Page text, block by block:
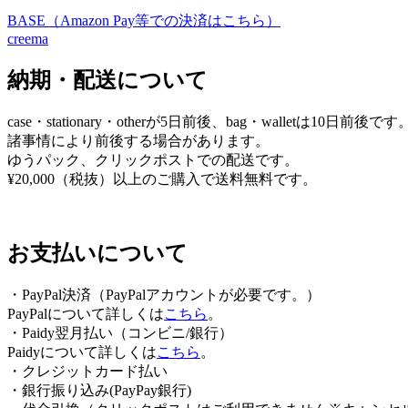
ビ
ー
シ
ョ
ン
BASE（Amazon Pay等での決済はこちら）
creema
納期・配送について
case・stationary・otherが5日前後、bag・walletは10日前後です
諸事情により前後する場合があります。
ゆうパック、クリックポストでの配送です。
¥20,000（税抜）以上のご購入で送料無料です。
お支払いについて
・PayPal決済（PayPalアカウントが必要です。）
PayPalについて詳しくはこちら 。
・Paidy翌⽉払い（コンビニ/銀⾏）
Paidyについて詳しくはこちら 。
・クレジットカード払い
・銀行振り込み(PayPay銀行)